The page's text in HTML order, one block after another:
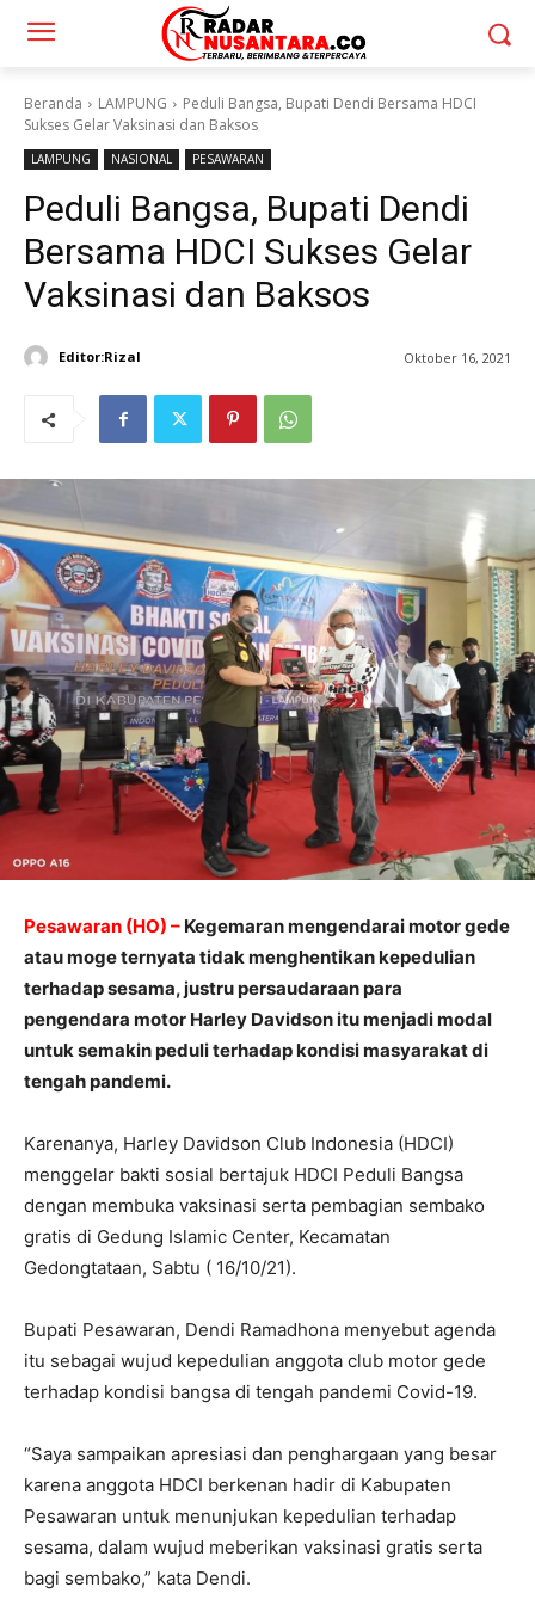
Beranda LAMPUNG
Peduli Bangsa, Bupati Dendi Bersama HDCI
Sukses Gelar Vaksinasi dan Baksos
LAMPUNG NASIONAL PESAWARAN
Peduli Bangsa, Bupati Dendi
Bersama HDCI Sukses Gelar
Vaksinasi dan Baksos
Editor:Rizal Oktober 16, 2021
Pesawaran (HO) – Kegemaran mengendarai motor gede
atau moge ternyata tidak menghentikan kepedulian
terhadap sesama, justru persaudaraan para
pengendara motor Harley Davidson itu menjadi modal
untuk semakin peduli terhadap kondisi masyarakat di
tengah pandemi.
Karenanya, Harley Davidson Club Indonesia (HDCI)
menggelar bakti sosial bertajuk HDCI Peduli Bangsa
dengan membuka vaksinasi serta pembagian sembako
gratis di Gedung Islamic Center, Kecamatan
Gedongtataan, Sabtu ( 16/10/21).
Bupati Pesawaran, Dendi Ramadhona menyebut agenda
itu sebagai wujud kepedulian anggota club motor gede
terhadap kondisi bangsa di tengah pandemi Covid-19.
“Saya sampaikan apresiasi dan penghargaan yang besar
karena anggota HDCI berkenan hadir di Kabupaten
Pesawaran untuk menunjukan kepedulian terhadap
sesama, dalam wujud meberikan vaksinasi gratis serta
bagi sembako,” kata Dendi.